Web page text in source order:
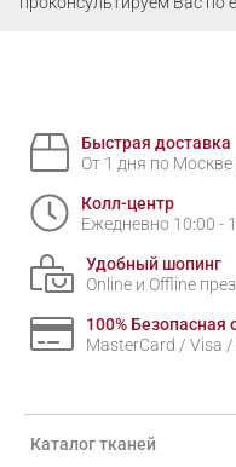
Быстрая доставка
От 1 дня по
Колл-центр
Ежедневно 10:00 -
Удобный шопинг
Online и Offline
100% Безопасная
MasterCard /
Каталог тканей